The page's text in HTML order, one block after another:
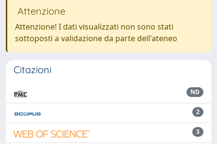
Attenzione
Attenzione! I dati visualizzati non sono stati
sottoposti a validazione da parte dell'ateneo
Citazioni
ND
2
3